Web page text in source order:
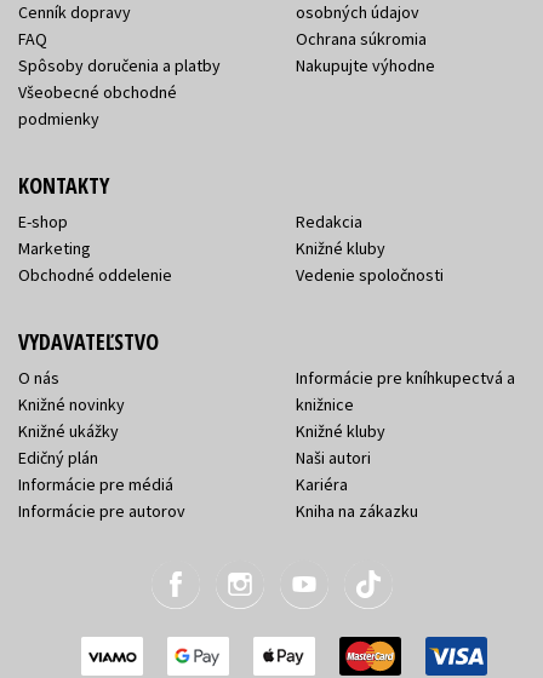
Cenník dopravy
FAQ
Spôsoby doručenia a platby
Všeobecné obchodné
podmienky
osobných údajov
Ochrana súkromia
Nakupujte výhodne
KONTAKTY
E-shop
Marketing
Obchodné oddelenie
Redakcia
Knižné kluby
Vedenie spoločnosti
VYDAVATEĽSTVO
O nás
Knižné novinky
Knižné ukážky
Edičný plán
Informácie pre médiá
Informácie pre autorov
Informácie pre kníhkupectvá a
knižnice
Knižné kluby
Naši autori
Kariéra
Kniha na zákazku